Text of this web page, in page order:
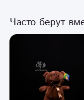
Часто берут